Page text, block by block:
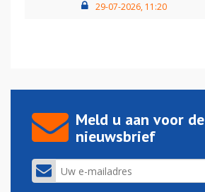
29-07-2026, 11:20
Meld u aan voor de
nieuwsbrief